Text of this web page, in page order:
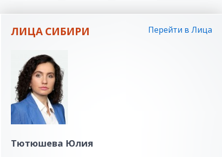
ЛИЦА СИБИРИ Перейти в Лица
Тютюшева Юлия